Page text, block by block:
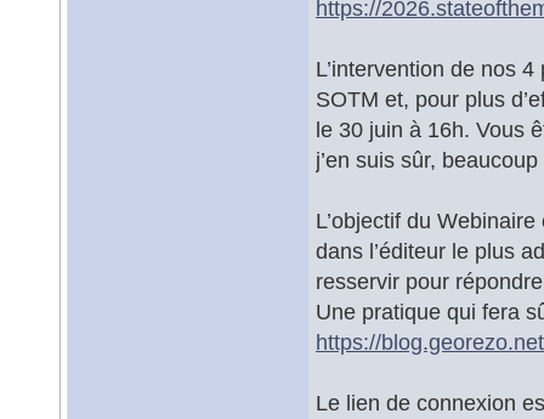
https://
L’intervention de nos
SOTM et, pour plus
le 30 juin à 16h. Vous
j’en suis sûr,
L’objectif du
dans l’éditeur le plus
resservir pour
Une pratique qui fera
https://
Le lien de connexion